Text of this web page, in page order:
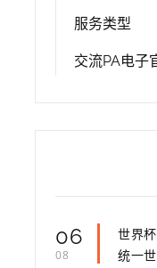
服务类型
交流PA电子
06
08
世界
统一